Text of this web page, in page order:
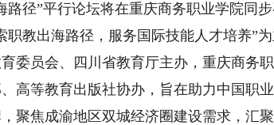
径”平行论坛将在重庆商务职业学院同步
教出海路径，服务国际技能人才培养”为
委员会、四川省教育厅主办，重庆商务
高等教育出版社协办，旨在助力中国职
聚焦成渝地区双城经济圈建设需求，汇